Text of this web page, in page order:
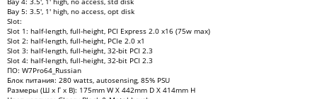
Bay 5: 3.5', 1' high, no access, opt disk
Slot:
Slot 1: half-length, full-height, PCI Express 2.0 x16 (75w max)
Slot 2: half-length, full-height, PCIe 2.0 x1
Slot 3: half-length, full-height, 32-bit PCI 2.3
Slot 4: half-length, full-height, 32-bit PCI 2.3
ПО: W7Pro64_Russian
Блок питания: 280 watts, autosensing, 85% PSU
Размеры (Ш x Г x В): 175mm W X 442mm D X 414mm H